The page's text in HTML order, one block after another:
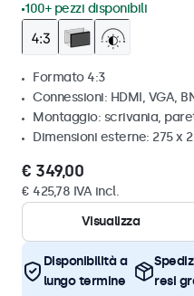
100+ pezzi disponibili
Formato 4:3
Connessioni: HDMI, VGA,
Montaggio: scrivania,
Dimensioni esterne: 275 x
€ 349,00
€ 425,78 IVA incl.
Visualizza
Disponibilità a
lungo termine
resi